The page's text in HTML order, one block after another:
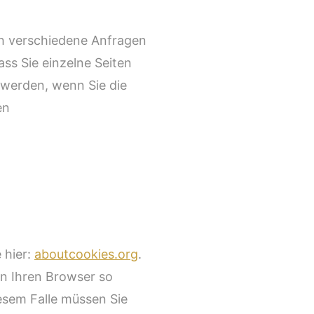
verschiedene Anfragen
Sie einzelne Seiten
wenn Sie die
hier: aboutcookies.org.
Ihren Browser so
Falle müssen Sie